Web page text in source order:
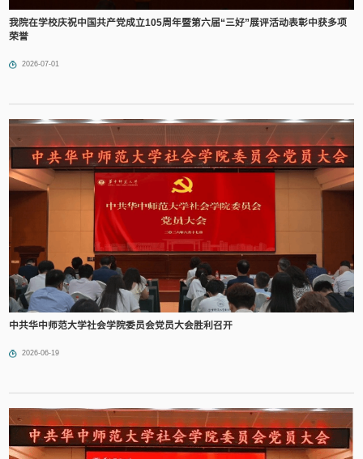
我院在学校庆祝中国共产党成立105周年暨第六届“三好”展评活动表彰中获多项
荣誉
2026-07-01
中共华中师范大学社会学院委员会党员大会胜利召开
2026-06-19